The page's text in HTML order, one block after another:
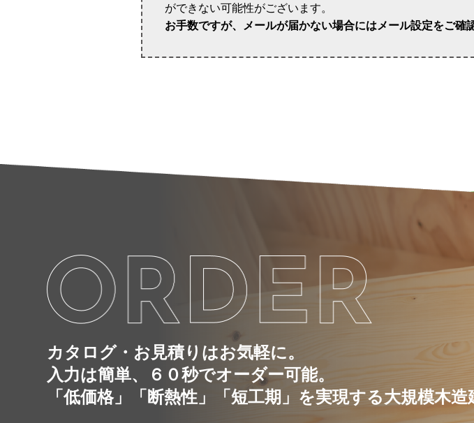
ができない可能性がございます。
お手数ですが、メールが届かない場合にはメール設定をご確
カタログ・お見積りはお気軽に。
入力は簡単、６０秒でオーダー可能。
「低価格」「断熱性」「短工期」を実現する大規模木